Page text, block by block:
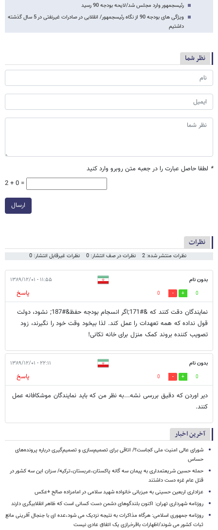
رئیس​جمهور وارد مجلس شد/لایحه بودجه 90 رسید
ویژگی های بودجه 90 از نگاه رئیس​جمهور/ انقلابی در صادرات غیرنفتی در 5 سال گذشته
داشتیم
نظر شما
* لطفا حاصل عبارت را در جعبه متن روبرو وارد کنید
2 + 0 =
ارسال
نظرات
نظرات منتشر شده: 2 نظرات در صف انتشار: 0 نظرات غیرقابل انتشار: 0
بدون نام ۱۱:۵۵ - ۱۳۸۹/۱۲/۰۱
0
0
پاسخ
نمایندگان دقت کنند که &#171;اگر انسجام بودجه حفظ&#187; نشود، دولت
قول نداده که همه تعهدات را عمل کند. لذا بیخود وقت خود را نگیرند، زود
تصویب کننده بروند کمک منزل برای خانه تکانی!
بدون نام ۲۲:۱۱ - ۱۳۸۹/۱۲/۰۱
0
0
پاسخ
دیر اوردن که دقیق بررسی نشه...به نظر من که باید نمایندگان موشکافانه عمل
کنند.
آخرین اخبار
شورای عالی امنیت ملی کجاست؟/ اتاقی برای تصمیم‌سازی و تصمیم‌گیری درباره پرونده‌های
حساس
حمله حسین شریعتمداری به پیمان سه گانه پاکستان،عربستان،ترکیه/ سزان این سه کشور در
قتل عام غزه دست داشتند
عزاداری اربعین حسینی به میزبانی خانواده شهید سلامی در امامزاده صالح +عکس
روزنامه شهرداری تهران: اکنون بلندگوهای دشمن دست کسانی است که ظاهر انقلابیگری دارند
روزنامه جمهوری اسلامی: هرگاه مذاکرات به نتیجه نزدیک می شود،عده ای با جنجال آفرینی مانع
ثبات کشور می شوند/اظهارات باقرخرازی یک اتفاق عادی نیست